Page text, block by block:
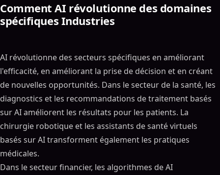
Comment AI révolutionne des domaines
spécifiques Industries
AI révolutionne des secteurs spécifiques en améliorant
l'efficacité, en améliorant la prise de décision et en créant
de nouvelles opportunités. Dans le secteur de la santé, les
diagnostics et les recommandations de traitement basés
sur AI améliorent les résultats pour les patients. La
chirurgie robotique et les assistants de santé virtuels
basés sur AI transforment également les pratiques
médicales.
Dans le secteur financier, les algorithmes de AI